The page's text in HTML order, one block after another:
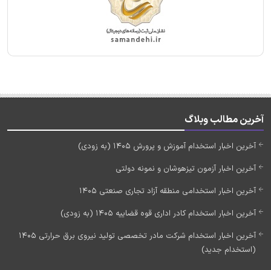
آخرین مطالب وبلاگ
آخرین اخبار استخدام آموزش و پرورش 1405 (به زودی)
آخرین اخبار آزمون تیزهوشان و نمونه دولتی
آخرین اخبار استخدامی منطقه آزاد تجاری صنعتی 1405
آخرین اخبار استخدام کادر اداری قوه قضاییه 1405 (به زودی)
آخرین اخبار استخدام شرکت مادر تخصصی تولید نیروی برق حرارتی 1405
(استخدام جدید)